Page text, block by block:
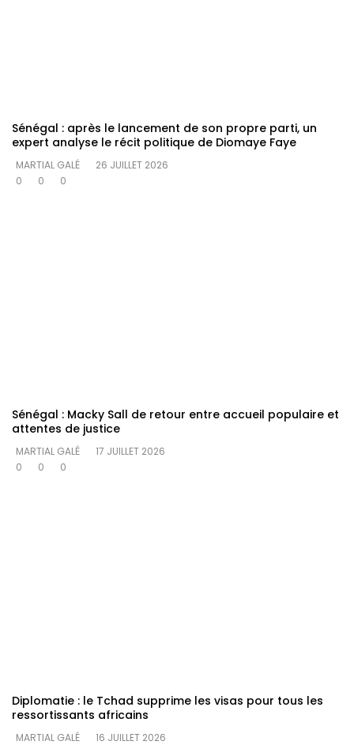
Sénégal : après le lancement de son propre parti, un
expert analyse le récit politique de Diomaye Faye
MARTIAL GALÉ
26 JUILLET 2026
0
0 0
Sénégal : Macky Sall de retour entre accueil populaire et
attentes de justice
MARTIAL GALÉ
17 JUILLET 2026
0
0 0
Diplomatie : le Tchad supprime les visas pour tous les
ressortissants africains
MARTIAL GALÉ
16 JUILLET 2026